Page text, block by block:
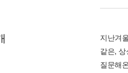
지난겨
같은,
질문해